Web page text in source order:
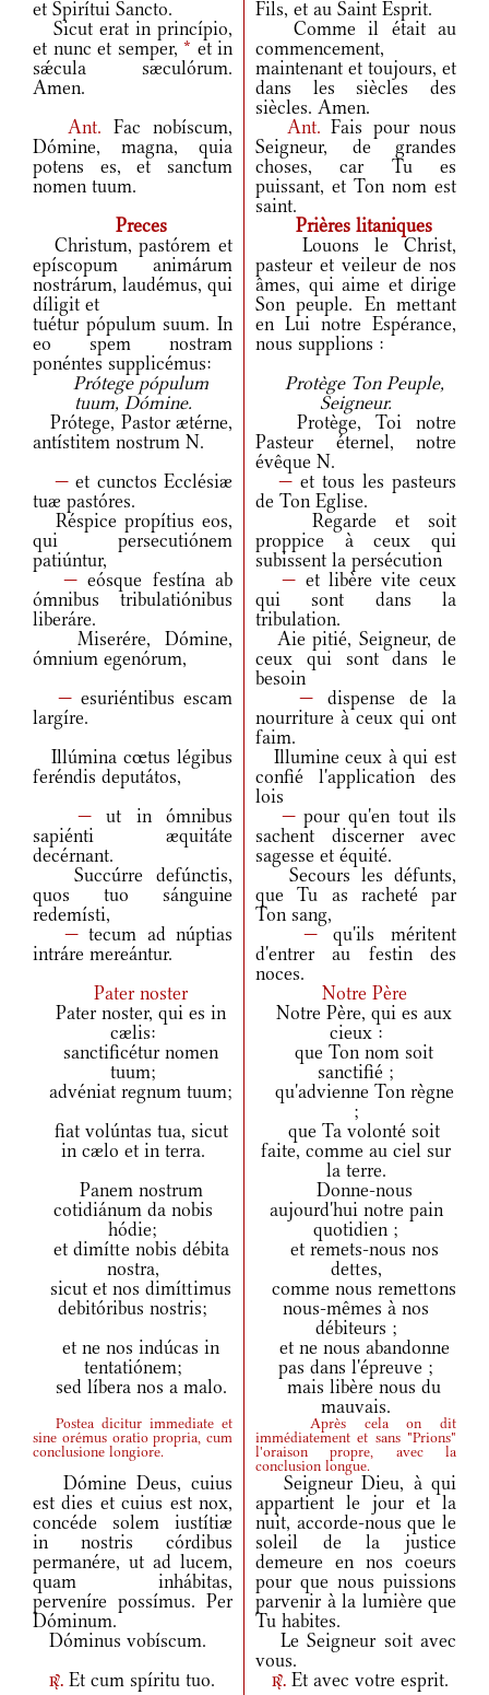
et Spirítui Sancto.
Fils, et au Saint Esprit.
Sicut erat in princípio,
et nunc et semper, * et in
sǽcula sæculórum.
Amen.
Comme il était au
commencement,
maintenant et toujours, et
dans les siècles des
siècles. Amen.
Ant.Fac nobíscum,
Dómine, magna, quia
potens es, et sanctum
nomen tuum.
Ant. Fais pour nous
Seigneur, de grandes
choses, car Tu es
puissant, et Ton nom est
saint.
Preces
Prières litaniques
Christum, pastórem et
epíscopum animárum
nostrárum, laudémus, qui
díligit et
tuétur pópulum suum. In
eo spem nostram
ponéntes supplicémus:
Louons le Christ,
pasteur et veileur de nos
âmes, qui aime et dirige
Son peuple. En mettant
en Lui notre Espérance,
nous supplions :
Prótege pópulum
tuum, Dómine.
Protège Ton Peuple,
Seigneur.
Prótege, Pastor ætérne,
antístitem nostrum N.
Protège, Toi notre
Pasteur éternel, notre
évêque N.
—et cunctos Ecclésiæ
tuæ pastóres.
— et tous les pasteurs
de Ton Eglise.
Réspice propítius eos,
qui persecutiónem
patiúntur,
Regarde et soit
proppice à ceux qui
subissent la persécution
— eósque festína ab
ómnibus tribulatiónibus
liberáre.
— et libère vite ceux
qui sont dans la
tribulation.
Miserére, Dómine,
ómnium egenórum,
Aie pitié, Seigneur, de
ceux qui sont dans le
besoin
— esuriéntibus escam
largíre.
—dispense de la
nourriture à ceux qui ont
faim.
Illúmina cœtus légibus
feréndis deputátos,
Illumine ceux à qui est
confié l'application des
lois
—ut in ómnibus
sapiénti æquitáte
decérnant.
—pour qu'en tout ils
sachent discerner avec
sagesse et équité.
Succúrre defúnctis,
quos tuo sánguine
redemísti,
Secours les défunts,
que Tu as racheté par
Ton sang,
—tecum ad núptias
intráre mereántur.
—qu'ils méritent
d'entrer au festin des
noces.
Pater noster
Notre Père
Pater noster, qui es in
cælis:
Notre Père, qui es aux
cieux :
sanctificétur nomen
tuum;
que Ton nom soit
sanctifié ;
advéniat regnum tuum;
qu'advienne Ton règne
;
fiat volúntas tua, sicut
in cælo et in terra.
que Ta volonté soit
faite, comme au ciel sur
la terre.
Panem nostrum
cotidiánum da nobis
hódie;
Donne-nous
aujourd'hui notre pain
quotidien ;
et dimítte nobis débita
nostra,
et remets-nous nos
dettes,
sicut et nos dimíttimus
debitóribus nostris;
comme nous remettons
nous-mêmes à nos
débiteurs ;
et ne nos indúcas in
tentatiónem;
et ne nous abandonne
pas dans l'épreuve ;
sed líbera nos a malo.
mais libère nous du
mauvais.
Postea dicitur immediate et
sine orémus oratio propria, cum
conclusione longiore.
Après cela on dit
immédiatement et sans "Prions"
l'oraison propre, avec la
conclusion longue.
Dómine Deus, cuius
est dies et cuius est nox,
concéde solem iustítiæ
in nostris córdibus
permanére, ut ad lucem,
quam inhábitas,
perveníre possímus. Per
Dóminum.
Seigneur Dieu, à qui
appartient le jour et la
nuit, accorde-nous que le
soleil de la justice
demeure en nos coeurs
pour que nous puissions
parvenir à la lumière que
Tu habites.
Dóminus vobíscum.
Le Seigneur soit avec
vous.
r. Et cum spíritu tuo. r. Et avec votre esprit.